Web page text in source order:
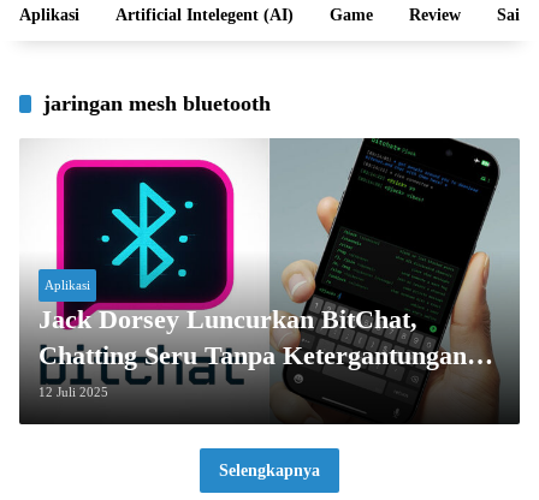
Aplikasi Artificial Intelegent (AI) Game Review Sains
jaringan mesh bluetooth
Aplikasi
Jack Dorsey Luncurkan BitChat,
Chatting Seru Tanpa Ketergantungan
Internet!
12 Juli 2025
Selengkapnya